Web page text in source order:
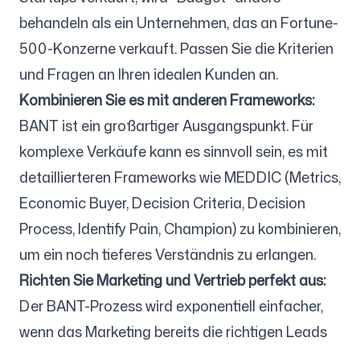
behandeln als ein Unternehmen, das an Fortune-
500-Konzerne verkauft. Passen Sie die Kriterien
und Fragen an Ihren idealen Kunden an.
Kombinieren Sie es mit anderen Frameworks:
BANT ist ein großartiger Ausgangspunkt. Für
komplexe Verkäufe kann es sinnvoll sein, es mit
detaillierteren Frameworks wie MEDDIC (Metrics,
Economic Buyer, Decision Criteria, Decision
Process, Identify Pain, Champion) zu kombinieren,
um ein noch tieferes Verständnis zu erlangen.
Richten Sie Marketing und Vertrieb perfekt aus:
Der BANT-Prozess wird exponentiell einfacher,
wenn das Marketing bereits die richtigen Leads